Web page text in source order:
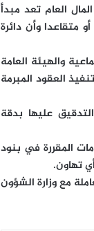
العام تعد مبدأ
وأن دائرة
والهيئة العامة
العقود المبرمة
عليها بدقة
المقررة في بنود
تهاون.
مع وزارة الشؤون